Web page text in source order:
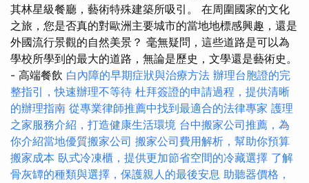
其林星級餐廳，藝術特殊建築所吸引。 在周圍國家的文化
之旅，您是否真的對歐洲主要城市的當地地標感興趣，還是
外國流行景觀的自然美景？ 毫無疑問，這些道路是可以為
學校所學到的最大的道路，無論是歷史，文學還是藝術史。
- 高端餐飲 白內障的早期症狀與治療方法 辦理台胞證的完
整指引，快速辦理不等待 杜拜簽證的申請過程，提供清晰
的辦理指南 從專業律師推薦中找到最適合的法律專家 護理
之家服務介紹，打造健康生活環境 台中搬家公司推薦，為
你介紹當地優質搬家公司 搬家公司費用解析，幫助你預算
搬家成本 臥式冷凍櫃，提供更加節省空間的冷藏選擇 了解
骨灰罈的種類與選擇，保護親人的最後安息 助聽器價格，